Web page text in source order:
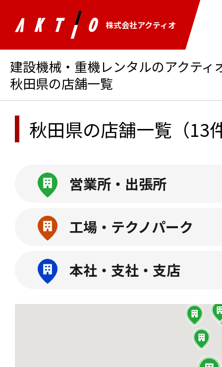
株式会社アクティオ
建設機械・重機レンタルのアクティ
秋田県の店舗一覧
秋田県の店舗一覧 （13
営業所・出張所
工場・テクノパーク
本社・支社・支店